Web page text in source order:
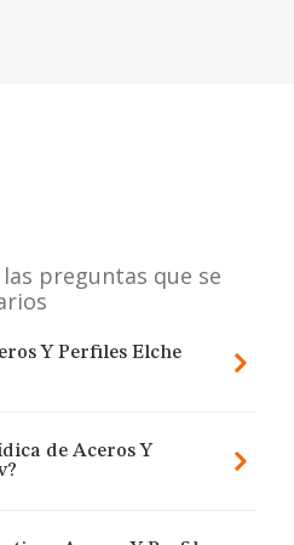
preguntas que se
Y Perfiles Elche
de Aceros Y